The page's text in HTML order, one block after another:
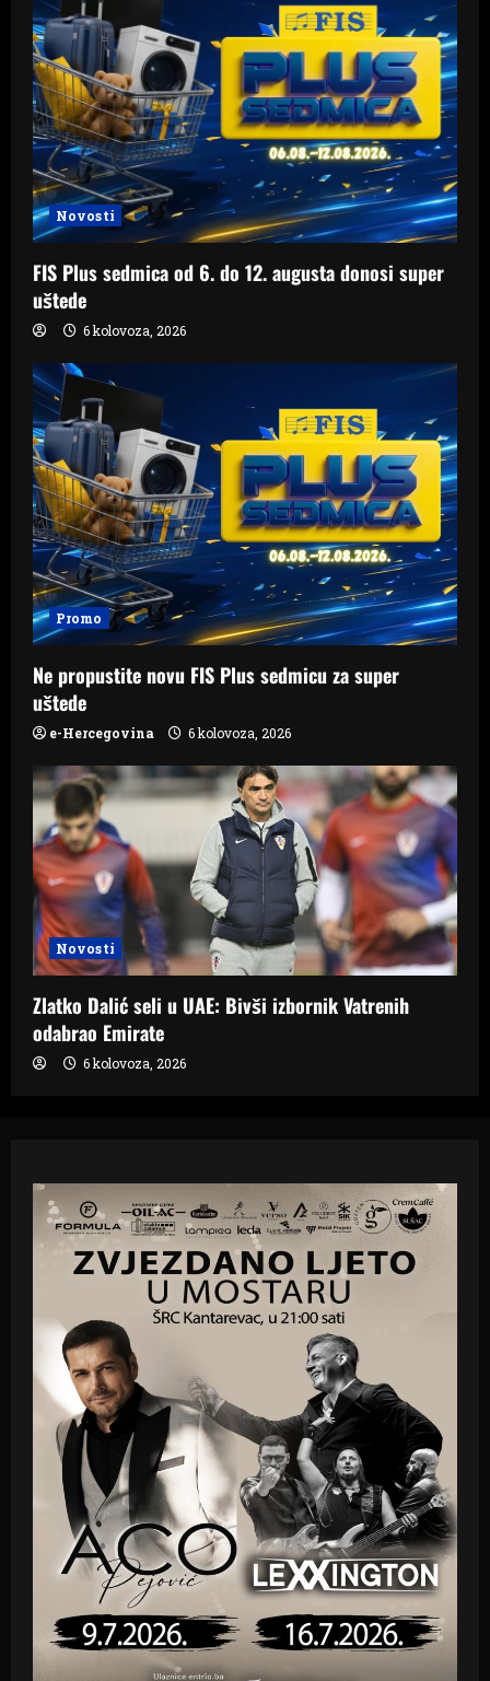
Novosti
FIS Plus sedmica od 6. do 12. augusta donosi super
uštede
6 kolovoza, 2026
Promo
Ne propustite novu FIS Plus sedmicu za super
uštede
e-Hercegovina 6 kolovoza, 2026
Novosti
Zlatko Dalić seli u UAE: Bivši izbornik Vatrenih
odabrao Emirate
6 kolovoza, 2026